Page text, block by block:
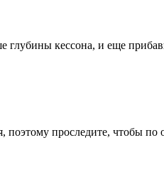
глубины кессона, и еще
поэтому проследите, чтобы